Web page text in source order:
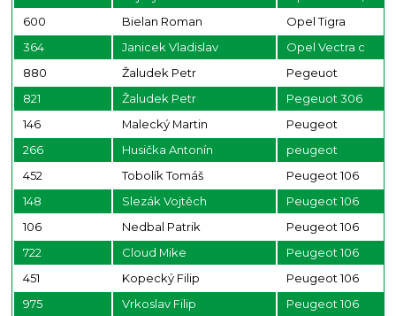
600
Bielan Roman
Opel Tigra
364
Janicek Vladislav
Opel Vectra c
880
Žaludek Petr
Pegeuot
821
Žaludek Petr
Pegeuot 306
146
Malecký Martin
Peugeot
266
Husička Antonín
peugeot
452
Tobolík Tomáš
Peugeot 106
148
Slezák Vojtěch
Peugeot 106
106
Nedbal Patrik
Peugeot 106
722
Cloud Mike
Peugeot 106
451
Kopecký Filip
Peugeot 106
975
Vrkoslav Filip
Peugeot 106